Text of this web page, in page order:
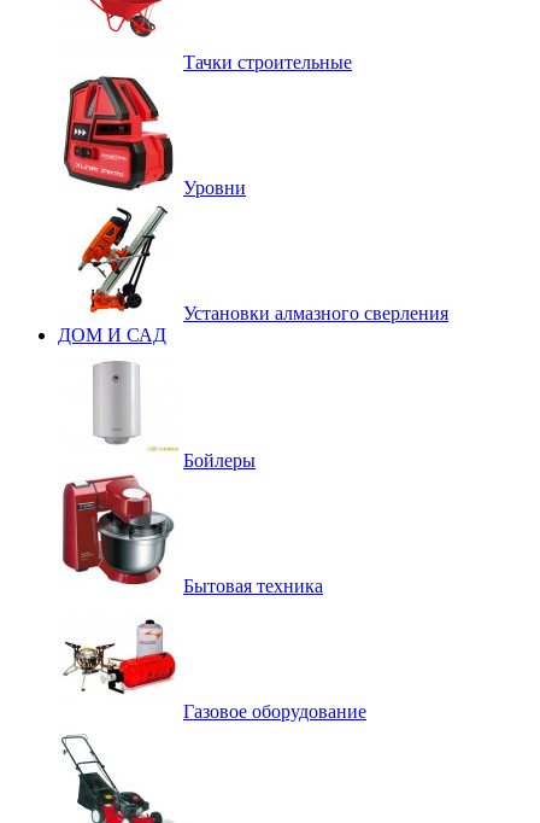
Тачки строительные
Уровни
Установки алмазного сверления
ДОМ И САД
Бойлеры
Бытовая техника
Газовое оборудование